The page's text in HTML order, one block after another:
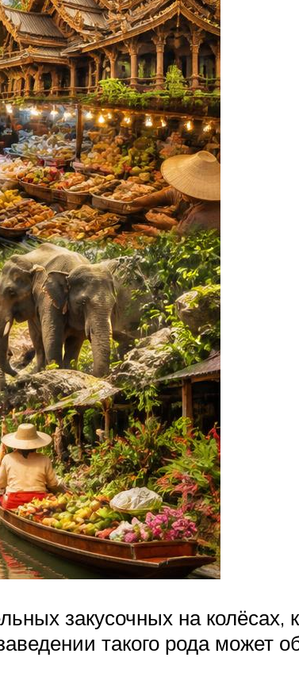
закусочных на колёсах,
такого рода может